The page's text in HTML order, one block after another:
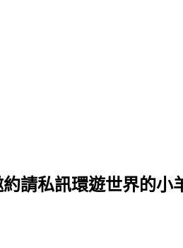
請私訊環遊世界的小